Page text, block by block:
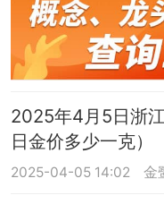
2025年4月5日浙
日金价多少一克）
2025-04-05 14:02 金